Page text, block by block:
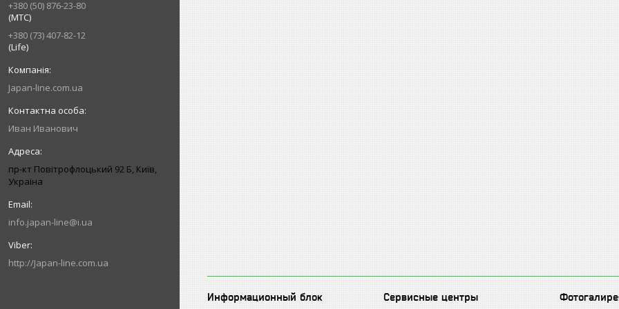
+380 (50) 876-23-80
(МТС)
+380 (73) 407-82-12
(Life)
Japan-line.com.ua
Иван Иванович
пр-кт Повітрофлоцький 92 Б, Київ,
Україна
info.japan-line@i.ua
http://Japan-line.com.ua
Информационный блок Сервисные центры